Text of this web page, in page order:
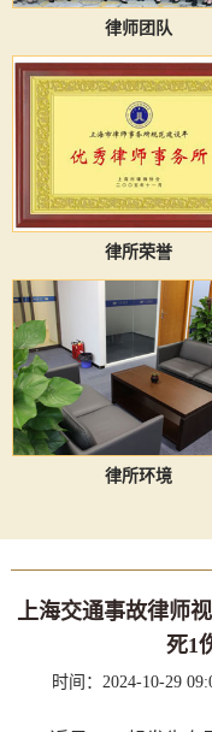
律师团队
律所荣誉
律所环境
上海交通事故律师
死1
时间：2024-10-29